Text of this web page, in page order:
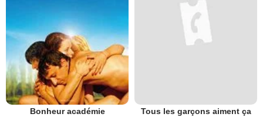
Bonheur académie Tous les garçons aiment ça